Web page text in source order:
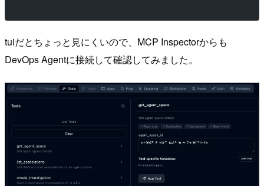
tuiだとちょっと見にくいので、MCP Inspectorからも
DevOps Agentに接続して確認してみました。